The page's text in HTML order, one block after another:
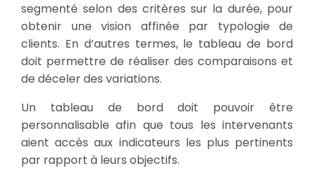
segmenté selon des critères sur la durée, pour
obtenir une vision affinée par typologie de
clients. En d’autres termes, le tableau de bord
doit permettre de réaliser des comparaisons et
de déceler des variations.
Un tableau de bord doit pouvoir être
personnalisable afin que tous les intervenants
aient accès aux indicateurs les plus pertinents
par rapport à leurs objectifs.